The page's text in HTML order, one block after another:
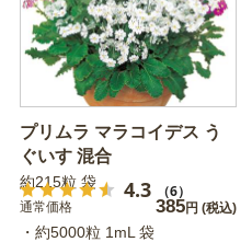
プリムラ マラコイデス う
ぐいす 混合
4.3 （6）
約215粒 袋
通常価格 385円 (税込)
・約5000粒 1mL 袋